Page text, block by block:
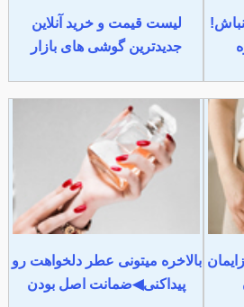
لیست قیمت و خرید آنلاین
جدیدترین گوشی های بازار
بالاخره میتونی عطر دلخواهت رو
پیداکنی◀ضمانت اصل بودن